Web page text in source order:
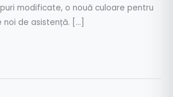
modificate, o nouă culoare pentru
de asistență. […]